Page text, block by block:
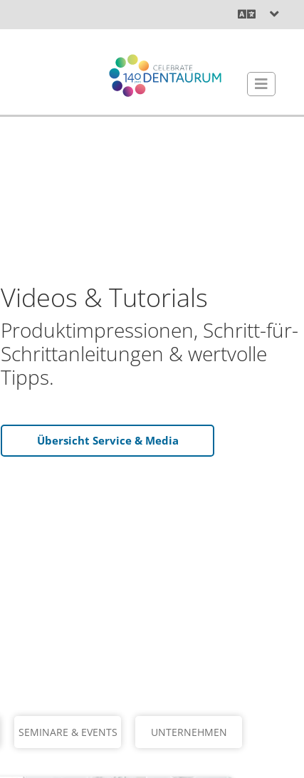
Videos & Tutorials
Produktimpressionen, Schritt-für-
Schrittanleitungen & wertvolle
Tipps.
Übersicht Service & Media
SEMINARE & EVENTS UNTERNEHMEN